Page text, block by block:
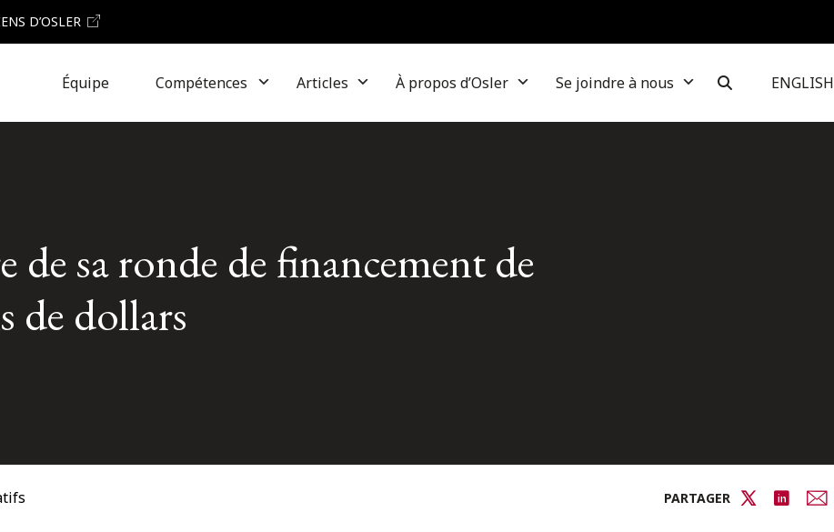
D’OSLER
Équipe Compétences Articles À propos d’Osler Se joindre à nous ENGLISH
sa ronde de financement de
de dollars
PARTAGER